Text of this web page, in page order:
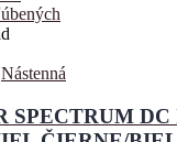
Nástenná
SPECTRUM